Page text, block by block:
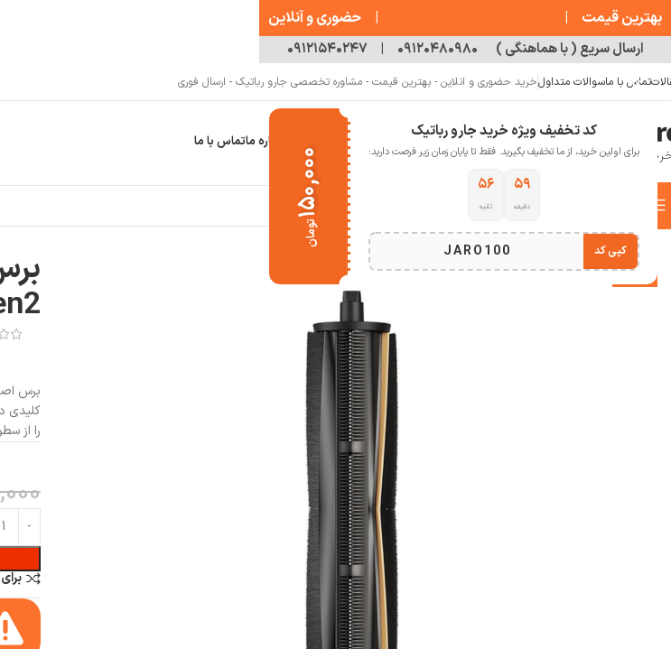
کد تخفیف ویژه خرید جارو رباتیک
برای اولین خرید، از ما تخفیف بگیرید. فقط تا پایان زمان زیر فرصت دارید:
۵۹
دقیقه
۵۵
ثانیه
JARO100 کپی کد
۱۵۰,۰۰۰
تومان
تماس با ماسوالات متداولخرید حضوری و انلاین - بهترین قیمت - مشاوره تخصصی جارو رباتیک - ارسال فوری
خانه جارو رباتیک درباره ماتماس با ما
انتخاب دسته بندی
خانه جارو رباتیک برس اصلی جارو رباتیک Dreame L10s Ultra Gen2
-10%
کلیدی
را از
بهترین قیمت |
| حضوری و آنلاین
ارسال سریع ( با هماهنگی ) ۰۹۱۲۰۴۸۰۹۸۰ | ۰۹۱۲۱۵۴۰۲۴۷